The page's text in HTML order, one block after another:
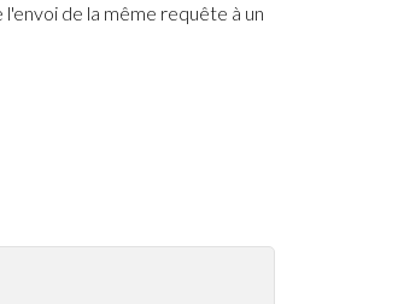
de la même requête à un